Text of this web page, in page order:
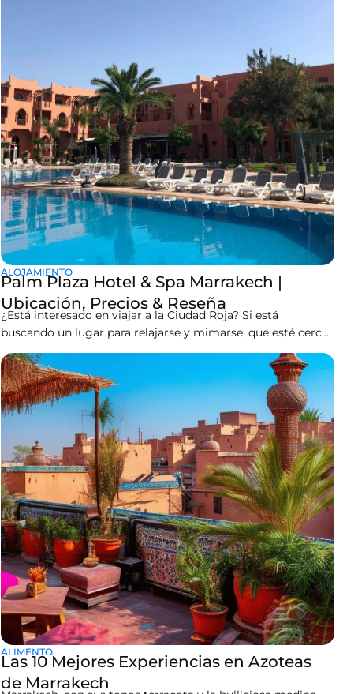
ALOJAMIENTO
Palm Plaza Hotel & Spa Marrakech |
Ubicación, Precios & Reseña
¿Está interesado en viajar a la Ciudad Roja? Si está
buscando un lugar para relajarse y mimarse, que esté cerca
de la acción pero lo suficientemente alejado del ruido,
entonces el Palm Plaza Hotel & Spa Marrakech podría ser el
destino perfecto para usted. El hotel de 5 estrellas combina
ALIMENTO
Las 10 Mejores Experiencias en Azoteas
de Marrakech